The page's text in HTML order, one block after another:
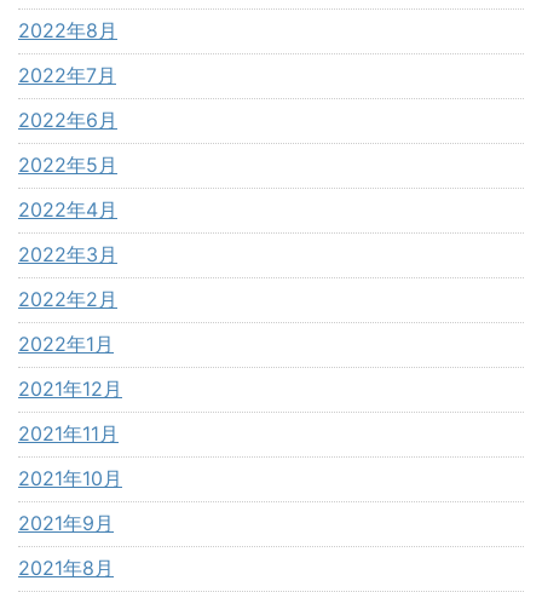
2022年8月
2022年7月
2022年6月
2022年5月
2022年4月
2022年3月
2022年2月
2022年1月
2021年12月
2021年11月
2021年10月
2021年9月
2021年8月